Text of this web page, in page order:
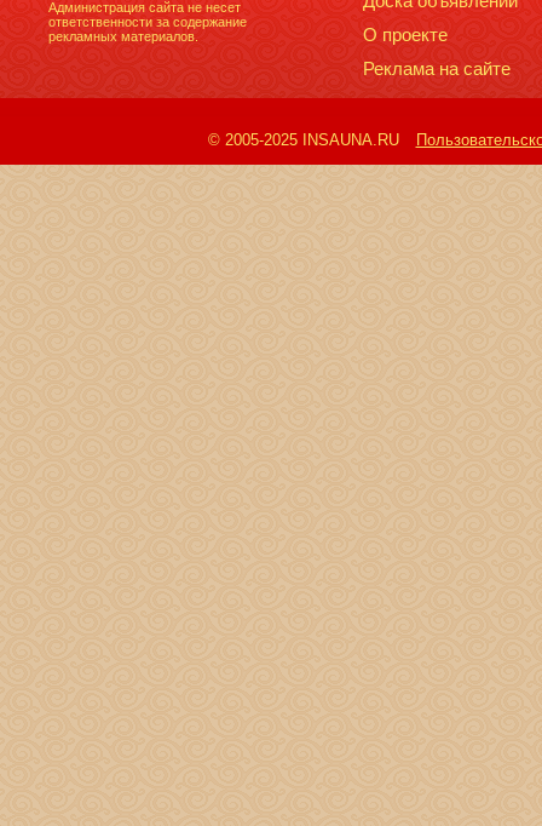
Администрация сайта не несет
ответственности за содержание
рекламных материалов.
О проекте
Реклама на сайте
© 2005-2025 INSAUNA.RU